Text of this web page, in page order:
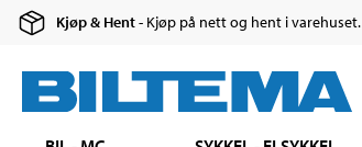
Kjøp & Hent- Kjøp på nett og hent i varehuset.